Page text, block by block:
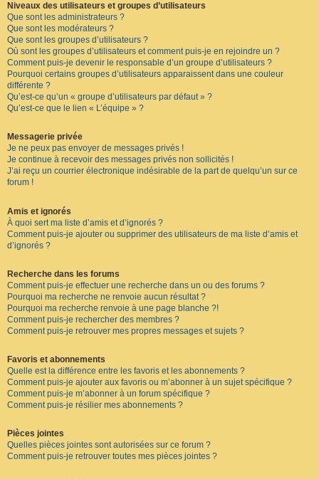
Niveaux des utilisateurs et groupes d’utilisateurs
Que sont les administrateurs ?
Que sont les modérateurs ?
Que sont les groupes d’utilisateurs ?
Où sont les groupes d’utilisateurs et comment puis-je en rejoindre un ?
Comment puis-je devenir le responsable d’un groupe d’utilisateurs ?
Pourquoi certains groupes d’utilisateurs apparaissent dans une couleur
différente ?
Qu’est-ce qu’un « groupe d’utilisateurs par défaut » ?
Qu’est-ce que le lien « L’équipe » ?
Messagerie privée
Je ne peux pas envoyer de messages privés !
Je continue à recevoir des messages privés non sollicités !
J’ai reçu un courrier électronique indésirable de la part de quelqu’un sur ce
forum !
Amis et ignorés
À quoi sert ma liste d’amis et d’ignorés ?
Comment puis-je ajouter ou supprimer des utilisateurs de ma liste d’amis et
d’ignorés ?
Recherche dans les forums
Comment puis-je effectuer une recherche dans un ou des forums ?
Pourquoi ma recherche ne renvoie aucun résultat ?
Pourquoi ma recherche renvoie à une page blanche ?!
Comment puis-je rechercher des membres ?
Comment puis-je retrouver mes propres messages et sujets ?
Favoris et abonnements
Quelle est la différence entre les favoris et les abonnements ?
Comment puis-je ajouter aux favoris ou m’abonner à un sujet spécifique ?
Comment puis-je m’abonner à un forum spécifique ?
Comment puis-je résilier mes abonnements ?
Pièces jointes
Quelles pièces jointes sont autorisées sur ce forum ?
Comment puis-je retrouver toutes mes pièces jointes ?